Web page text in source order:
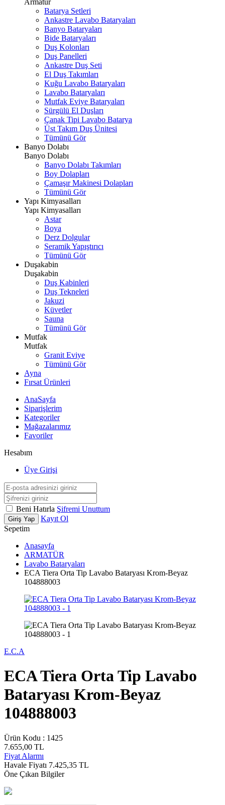
Armatür
Batarya Setleri
Ankastre Lavabo Bataryaları
Banyo Bataryaları
Bide Bataryaları
Duş Kolonları
Duş Panelleri
Ankastre Duş Seti
El Duş Takımları
Kuğu Lavabo Bataryaları
Lavabo Bataryaları
Mutfak Eviye Bataryaları
Sürgülü El Duşları
Çanak Tipi Lavabo Batarya
Üst Takım Duş Ünitesi
Tümünü Gör
Banyo Dolabı
Banyo Dolabı
Banyo Dolabı Takımları
Boy Dolapları
Çamaşır Makinesi Dolapları
Tümünü Gör
Yapı Kimyasalları
Yapı Kimyasalları
Astar
Boya
Derz Dolgular
Seramik Yapıştırıcı
Tümünü Gör
Duşakabin
Duşakabin
Duş Kabinleri
Duş Tekneleri
Jakuzi
Küvetler
Sauna
Tümünü Gör
Mutfak
Mutfak
Granit Eviye
Tümünü Gör
Ayna
Fırsat Ürünleri
AnaSayfa
Siparişlerim
Kategoriler
Mağazalarımız
Favoriler
Hesabım
Üye Girişi
Beni Hatırla Şifremi Unuttum
Giriş Yap
Kayıt Ol
Sepetim
Anasayfa
ARMATÜR
Lavabo Bataryaları
ECA Tiera Orta Tip Lavabo Bataryası Krom-Beyaz
104888003
E.C.A
ECA Tiera Orta Tip Lavabo
Bataryası Krom-Beyaz
104888003
Ürün Kodu : 1425
7.655,00 TL
Fiyat Alarmı
Havale Fiyatı 7.425,35 TL
Öne Çıkan Bilgiler